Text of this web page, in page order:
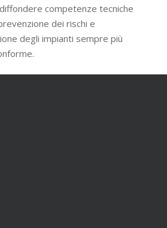
competenze tecniche
dei rischi e
degli impianti sempre più